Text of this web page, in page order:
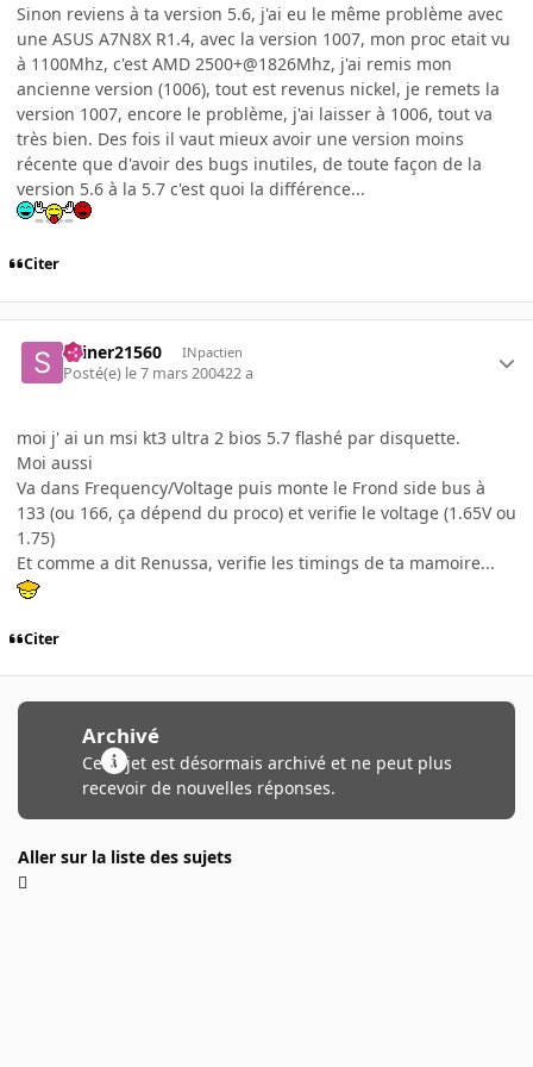
Sinon reviens à ta version 5.6, j'ai eu le même problème avec
une ASUS A7N8X R1.4, avec la version 1007, mon proc etait vu
à 1100Mhz, c'est AMD 2500+@1826Mhz, j'ai remis mon
ancienne version (1006), tout est revenus nickel, je remets la
version 1007, encore le problème, j'ai laisser à 1006, tout va
très bien. Des fois il vaut mieux avoir une version moins
récente que d'avoir des bugs inutiles, de toute façon de la
version 5.6 à la 5.7 c'est quoi la différence...
Citer
skiner21560 INpactien
Posté(e) le 7 mars 200422 a
moi j' ai un msi kt3 ultra 2 bios 5.7 flashé par disquette.
Moi aussi
Va dans Frequency/Voltage puis monte le Frond side bus à
133 (ou 166, ça dépend du proco) et verifie le voltage (1.65V ou
1.75)
Et comme a dit Renussa, verifie les timings de ta mamoire...
Citer
Archivé
Ce sujet est désormais archivé et ne peut plus
recevoir de nouvelles réponses.
Aller sur la liste des sujets